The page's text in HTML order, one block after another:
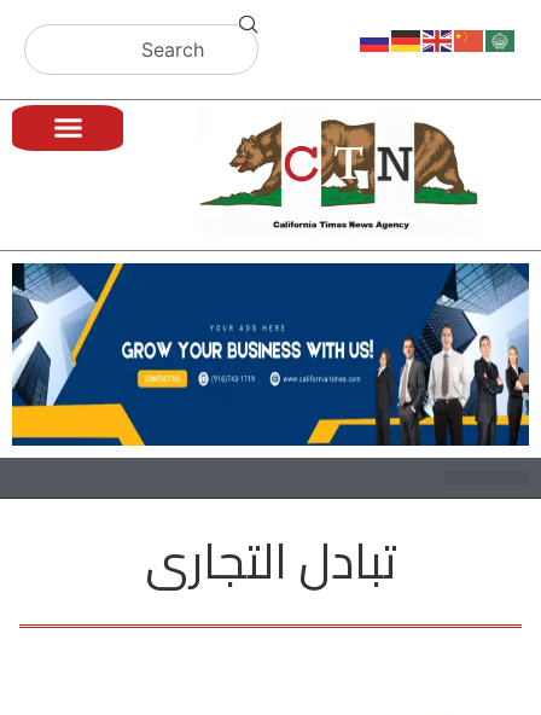
تبادل التجارى